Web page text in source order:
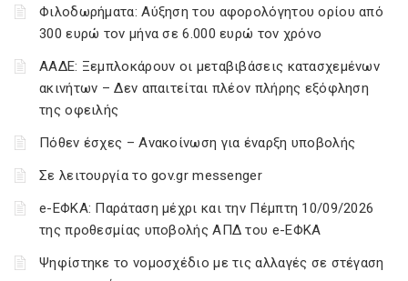
Φιλοδωρήματα: Αύξηση του αφορολόγητου ορίου από
300 ευρώ τον μήνα σε 6.000 ευρώ τον χρόνο
ΑΑΔΕ: Ξεμπλοκάρουν οι μεταβιβάσεις κατασχεμένων
ακινήτων – Δεν απαιτείται πλέον πλήρης εξόφληση
της οφειλής
Πόθεν έσχες – Ανακοίνωση για έναρξη υποβολής
Σε λειτουργία το gov.gr messenger
e-ΕΦΚΑ: Παράταση μέχρι και την Πέμπτη 10/09/2026
της προθεσμίας υποβολής ΑΠΔ του e-ΕΦΚΑ
Ψηφίστηκε το νομοσχέδιο με τις αλλαγές σε στέγαση